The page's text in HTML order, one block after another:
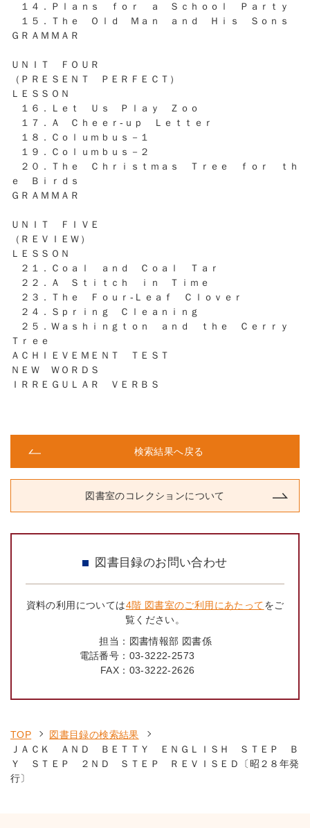
１４．Ｐｌａｎｓ ｆｏｒ ａ Ｓｃｈｏｏｌ Ｐａｒｔｙ
１５．Ｔｈｅ Ｏｌｄ Ｍａｎ ａｎｄ Ｈｉｓ Ｓｏｎｓ
ＧＲＡＭＭＡＲ
ＵＮＩＴ ＦＯＵＲ
（ＰＲＥＳＥＮＴ ＰＥＲＦＥＣＴ）
ＬＥＳＳＯＮ
１６．Ｌｅｔ Ｕｓ Ｐｌａｙ Ｚｏｏ
１７．Ａ Ｃｈｅｅｒ-ｕｐ Ｌｅｔｔｅｒ
１８．Ｃｏｌｕｍｂｕｓ－１
１９．Ｃｏｌｕｍｂｕｓ－２
２０．Ｔｈｅ Ｃｈｒｉｓｔｍａｓ Ｔｒｅｅ ｆｏｒ ｔｈ
ｅ Ｂｉｒｄｓ
ＧＲＡＭＭＡＲ
ＵＮＩＴ ＦＩＶＥ
（ＲＥＶＩＥＷ）
ＬＥＳＳＯＮ
２１．Ｃｏａｌ ａｎｄ Ｃｏａｌ Ｔａｒ
２２．Ａ Ｓｔｉｔｃｈ ｉｎ Ｔｉｍｅ
２３．Ｔｈｅ Ｆｏｕｒ-Ｌｅａｆ Ｃｌｏｖｅｒ
２４．Ｓｐｒｉｎｇ Ｃｌｅａｎｉｎｇ
２５．Ｗａｓｈｉｎｇｔｏｎ ａｎｄ ｔｈｅ Ｃｅｒｒｙ
Ｔｒｅｅ
ＡＣＨＩＥＶＥＭＥＮＴ ＴＥＳＴ
ＮＥＷ ＷＯＲＤＳ
ＩＲＲＥＧＵＬＡＲ ＶＥＲＢＳ
検索結果へ戻る
図書室のコレクションについて
図書目録のお問い合わせ
資料の利用については4階 図書室のご利用にあたってをご
覧ください。
担当： 図書情報部 図書係
電話番号： 03-3222-2573
FAX： 03-3222-2626
TOP
図書目録の検索結果
ＪＡＣＫ ＡＮＤ ＢＥＴＴＹ ＥＮＧＬＩＳＨ ＳＴＥＰ Ｂ
Ｙ ＳＴＥＰ ２ＮＤ ＳＴＥＰ ＲＥＶＩＳＥＤ〔昭２８年発
行〕